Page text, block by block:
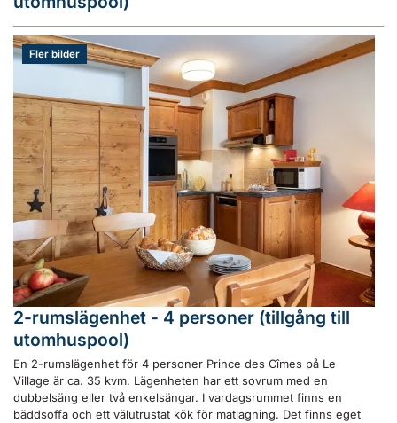
Fler bilder
2-rumslägenhet - 4 personer (tillgång till
utomhuspool)
En 2-rumslägenhet för 4 personer Prince des Cîmes på Le
Village är ca. 35 kvm. Lägenheten har ett sovrum med en
dubbelsäng eller två enkelsängar. I vardagsrummet finns en
bäddsoffa och ett välutrustat kök för matlagning. Det finns eget